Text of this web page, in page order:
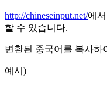
http://chineseinput.net/에
할 수 있습니다.
변환된 중국어를 복사하
예시)